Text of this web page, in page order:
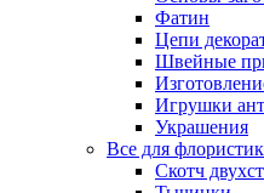
Фатин
Цепи
Швейные
Игрушки
Украшения
Все для
Скотч